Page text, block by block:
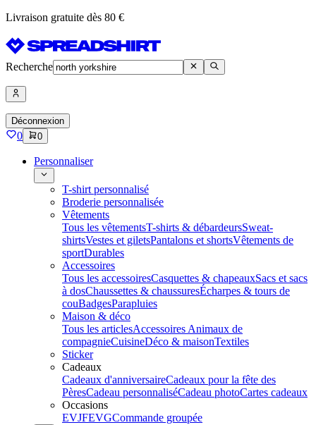
Livraison gratuite dès 80 €
Recherche
Déconnexion
0 0
Personnaliser
T-shirt personnalisé
Broderie personnalisée
Vêtements
Tous les vêtementsT-shirts & débardeursSweat-
shirtsVestes et giletsPantalons et shortsVêtements de
sportDurables
Accessoires
Tous les accessoiresCasquettes & chapeauxSacs et sacs
à dosChaussettes & chaussuresÉcharpes & tours de
couBadgesParapluies
Maison & déco
Tous les articlesAccessoires Animaux de
compagnieCuisineDéco & maisonTextiles
Sticker
Cadeaux
Cadeaux d'anniversaireCadeaux pour la fête des
PèresCadeau personnaliséCadeau photoCartes cadeaux
Occasions
EVJFEVGCommande groupée